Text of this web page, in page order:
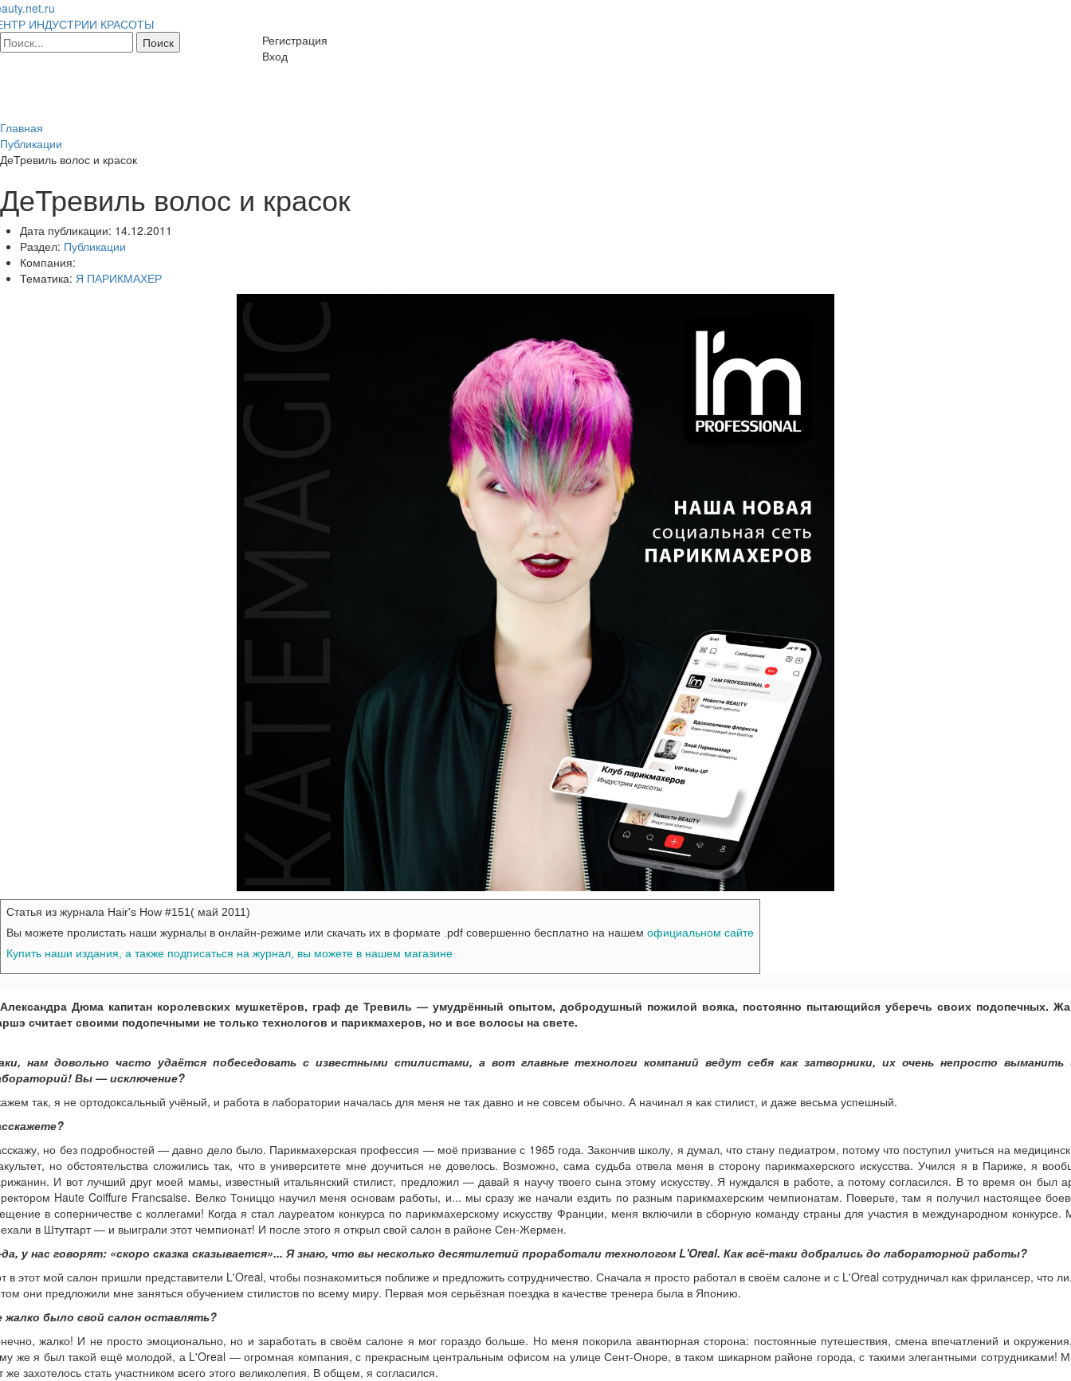
ИНДУСТРИИ КРАСОТЫ
Регистрация
Вход
Главная
Публикации
ДеТревиль волос и красок
ДеТревиль волос и красок
Дата публикации: 14.12.2011
Раздел: Публикации
Компания:
Тематика: Я ПАРИКМАХЕР
Статья из журнала Hair's How #151( май 2011)
Вы можете пролистать наши журналы в онлайн-режиме или скачать их в формате .pdf совершенно бесплатно на нашем официальном сайте
Купить наши издания, а также подписаться на журнал, вы можете в нашем магазине
Дюма капитан королевских мушкетёров, граф де Тревиль — умудрённый опытом, добродушный пожилой вояка, постоянно пытающийся уберечь своих подопечных.
считает своими подопечными не только технологов и парикмахеров, но и все волосы на свете.
нам довольно часто удаётся побеседовать с известными стилистами, а вот главные технологи компаний ведут себя как затворники, их очень непросто выманить
Вы — исключение?
так, я не ортодоксальный учёный, и работа в лаборатории началась для меня не так давно и не совсем обычно. А начинал я как стилист, и даже весьма успешный.
но без подробностей — давно дело было. Парикмахерская профессия — моё призвание с 1965 года. Закончив школу, я думал, что стану педиатром, потому что поступил учиться на
но обстоятельства сложились так, что в университете мне доучиться не довелось. Возможно, сама судьба отвела меня в сторону парикмахерского искусства. Учился я в Париже, я
И вот лучший друг моей мамы, известный итальянский стилист, предложил — давай я научу твоего сына этому искусству. Я нуждался в работе, а потому согласился. В то время он был
Haute Coiffure Franсsaise. Велко Тониццо научил меня основам работы, и... мы сразу же начали ездить по разным парикмахерским чемпионатам. Поверьте, там я получил настоящее
в соперничестве с коллегами! Когда я стал лауреатом конкурса по парикмахерскому искусству Франции, меня включили в сборную команду страны для участия в международном конкурсе.
в Штутгарт — и выиграли этот чемпионат! И после этого я открыл свой салон в районе Сен-Жермен.
у нас говорят: «скоро сказка сказывается»... Я знаю, что вы несколько десятилетий проработали технологом L'Oreal. Как всё-таки добрались до лабораторной работы?
в этот мой салон пришли представители L'Oreal, чтобы познакомиться поближе и предложить сотрудничество. Сначала я просто работал в своём салоне и с L'Oreal сотрудничал как фрилансер, что
они предложили мне заняться обучением стилистов по всему миру. Первая моя серьёзная поездка в качестве тренера была в Японию.
жалко было свой салон оставлять?
жалко! И не просто эмоционально, но и заработать в своём салоне я мог гораздо больше. Но меня покорила авантюрная сторона: постоянные путешествия, смена впечатлений и
же я был такой ещё молодой, а L'Oreal — огромная компания, с прекрасным центральным офисом на улице Сент-Оноре, в таком шикарном районе города, с такими элегантными сотрудниками!
же захотелось стать участником всего этого великолепия. В общем, я согласился.